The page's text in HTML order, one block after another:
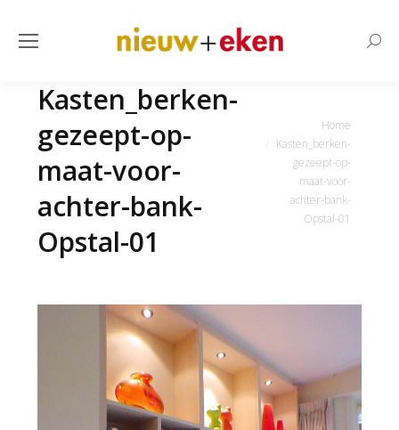
Kasten_berken-
gezeept-op-
maat-voor-
achter-bank-
Opstal-01
Home
Kasten_berken-
gezeept-op-
maat-voor-
achter-bank-
Opstal-01